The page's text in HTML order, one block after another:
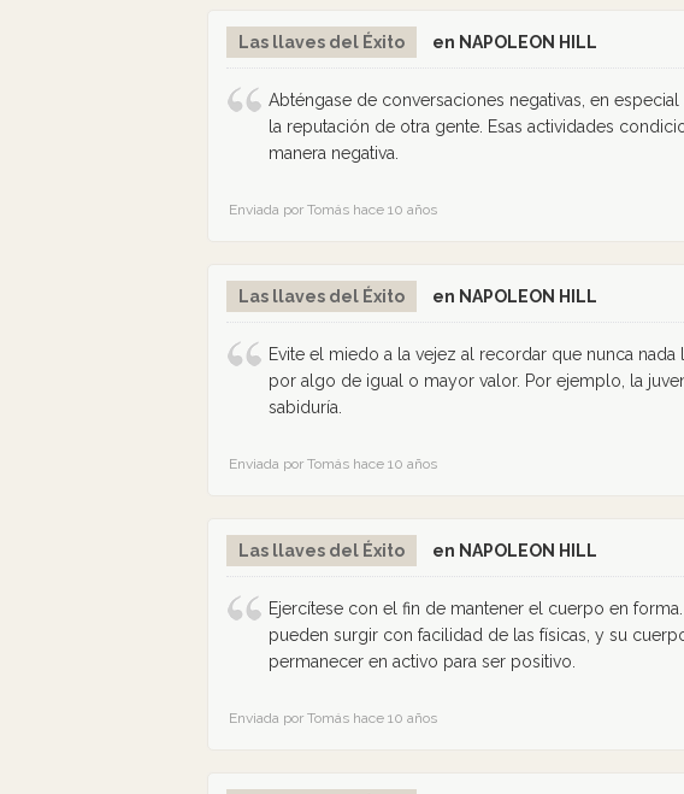
Las llaves del Éxito en NAPOLEON HILL
Abténgase de conversaciones negativas, en
la reputación de otra gente. Esas actividades
manera negativa.
Enviada por Tomás hace 10 años
Las llaves del Éxito en NAPOLEON HILL
Evite el miedo a la vejez al recordar que nunca
por algo de igual o mayor valor. Por ejemplo, la
sabiduría.
Enviada por Tomás hace 10 años
Las llaves del Éxito en NAPOLEON HILL
Ejercítese con el fin de mantener el cuerpo en
pueden surgir con facilidad de las físicas, y su
permanecer en activo para ser positivo.
Enviada por Tomás hace 10 años